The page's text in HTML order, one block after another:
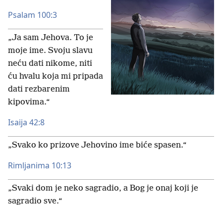
Psalam 100:3
„Ja sam Jehova. To je
moje ime. Svoju slavu
neću dati nikome, niti
ću hvalu koja mi pripada
dati rezbarenim
kipovima.“
Isaija 42:8
„Svako ko prizove Jehovino ime biće spasen.“
Rimljanima 10:13
„Svaki dom je neko sagradio, a Bog je onaj koji je
sagradio sve.“